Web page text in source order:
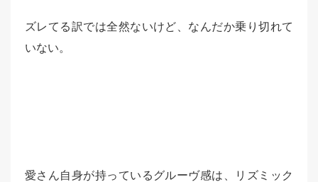
ズレてる訳では全然ないけど、なんだか乗り切れて
いない。
愛さん自身が持っているグルーヴ感は、リズミック